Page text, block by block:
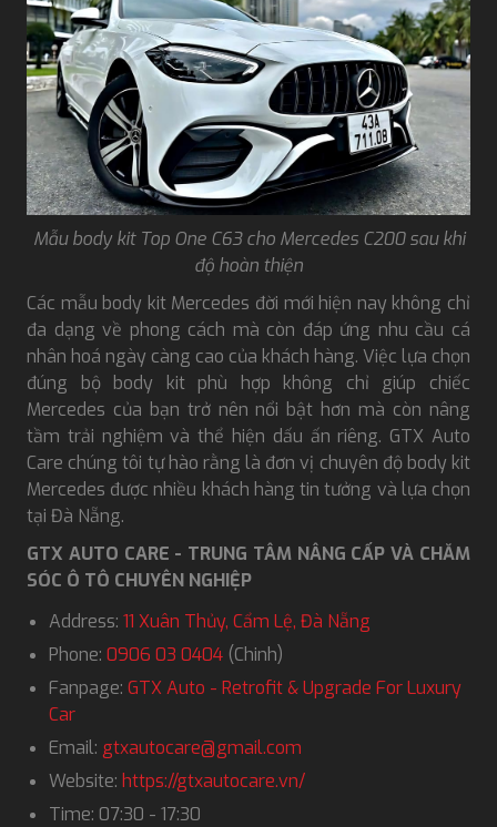
Mẫu body kit Top One C63 cho Mercedes C200 sau khi
độ hoàn thiện
Các mẫu body kit Mercedes đời mới hiện nay không chỉ
đa dạng về phong cách mà còn đáp ứng nhu cầu cá
nhân hoá ngày càng cao của khách hàng. Việc lựa chọn
đúng bộ body kit phù hợp không chỉ giúp chiếc
Mercedes của bạn trở nên nổi bật hơn mà còn nâng
tầm trải nghiệm và thể hiện dấu ấn riêng. GTX Auto
Care chúng tôi tự hào rằng là đơn vị chuyên độ body kit
Mercedes được nhiều khách hàng tin tưởng và lựa chọn
tại Đà Nẵng.
GTX AUTO CARE - TRUNG TÂM NÂNG CẤP VÀ CHĂM
SÓC Ô TÔ CHUYÊN NGHIỆP
Address: 11 Xuân Thủy, Cẩm Lệ, Đà Nẵng
Phone: 0906 03 0404 (Chinh)
Fanpage: GTX Auto - Retrofit & Upgrade For Luxury
Car
Email: gtxautocare@gmail.com
Website: https://gtxautocare.vn/
Time: 07:30 - 17:30